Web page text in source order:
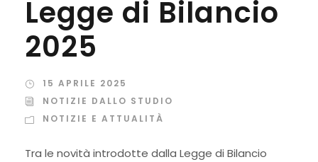
Legge di Bilancio
2025
15 APRILE 2025
NOTIZIE DALLO STUDIO
NOTIZIE E ATTUALITÀ
Tra le novità introdotte dalla Legge di Bilancio